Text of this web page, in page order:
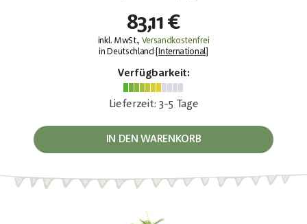
83,11 €
inkl. MwSt., Versandkostenfrei
in Deutschland [
International
Verfügbarkeit:
Lieferzeit: 3-5 Tage
IN DEN WARENKORB